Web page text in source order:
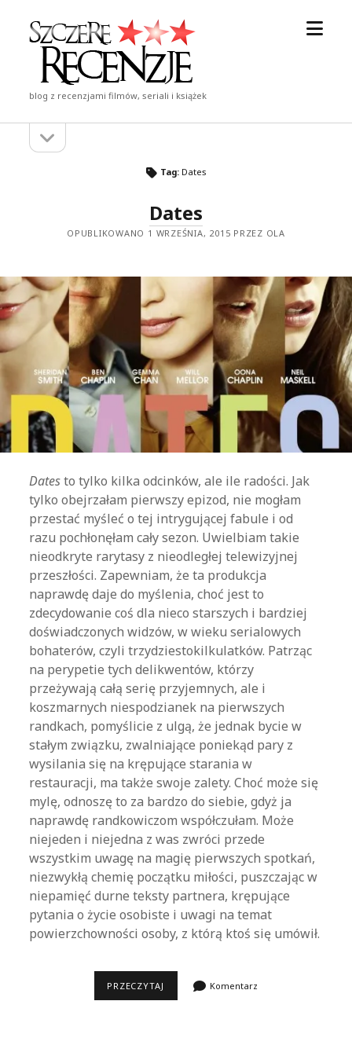
Szczere
Recenzje
blog z recenzjami filmów, seriali i książek
Pasekpasek
Tag: Dates
Dates
OPUBLIKOWANO 1 WRZEŚNIA, 2015 PRZEZ OLA
Datesto tylko kilka odcinków, ale ile radości. Jak
tylko obejrzałam pierwszy epizod, nie mogłam
przestać myśleć o tej intrygującej fabule i od
razu pochłonęłam cały sezon. Uwielbiam takie
nieodkryte rarytasy z nieodległej telewizyjnej
przeszłości. Zapewniam, że ta produkcja
naprawdę daje do myślenia, choć jest to
zdecydowanie coś dla nieco starszych i bardziej
doświadczonych widzów, w wieku serialowych
bohaterów, czyli trzydziestokilkulatków. Patrząc
na perypetie tych delikwentów, którzy
przeżywają całą serię przyjemnych, ale i
koszmarnych niespodzianek na pierwszych
randkach, pomyślicie z ulgą, że jednak bycie w
stałym związku, zwalniające poniekąd pary z
wysilania się na krępujące starania w
restauracji, ma także swoje zalety. Choć może się
mylę, odnoszę to za bardzo do siebie, gdyż ja
naprawdę randkowiczom współczułam. Może
niejeden i niejedna z was zwróci przede
wszystkim uwagę na magię pierwszych spotkań,
niezwykłą chemię początku miłości, puszczając w
niepamięć durne teksty partnera, krępujące
pytania o życie osobiste i uwagi na temat
powierzchowności osoby, z którą ktoś się umówił.
PRZECZYTAJ Komentarz